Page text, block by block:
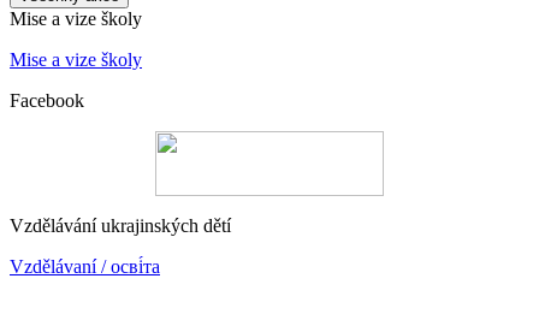
Mise a vize školy
Mise a vize školy
Facebook
Vzdělávání ukrajinských dětí
Vzdělávaní / осві́та